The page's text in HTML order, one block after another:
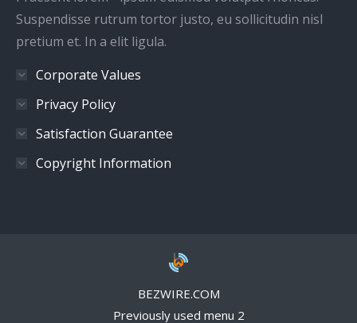
Suspendisse rutrum tortor justo, eu sollicitudin nisl
pretium et. In a elit ligula.
Corporate Values
Privacy Policy
Satisfaction Guarantee
Copyright Information
BEZWIRE.COM
Previously used menu 2